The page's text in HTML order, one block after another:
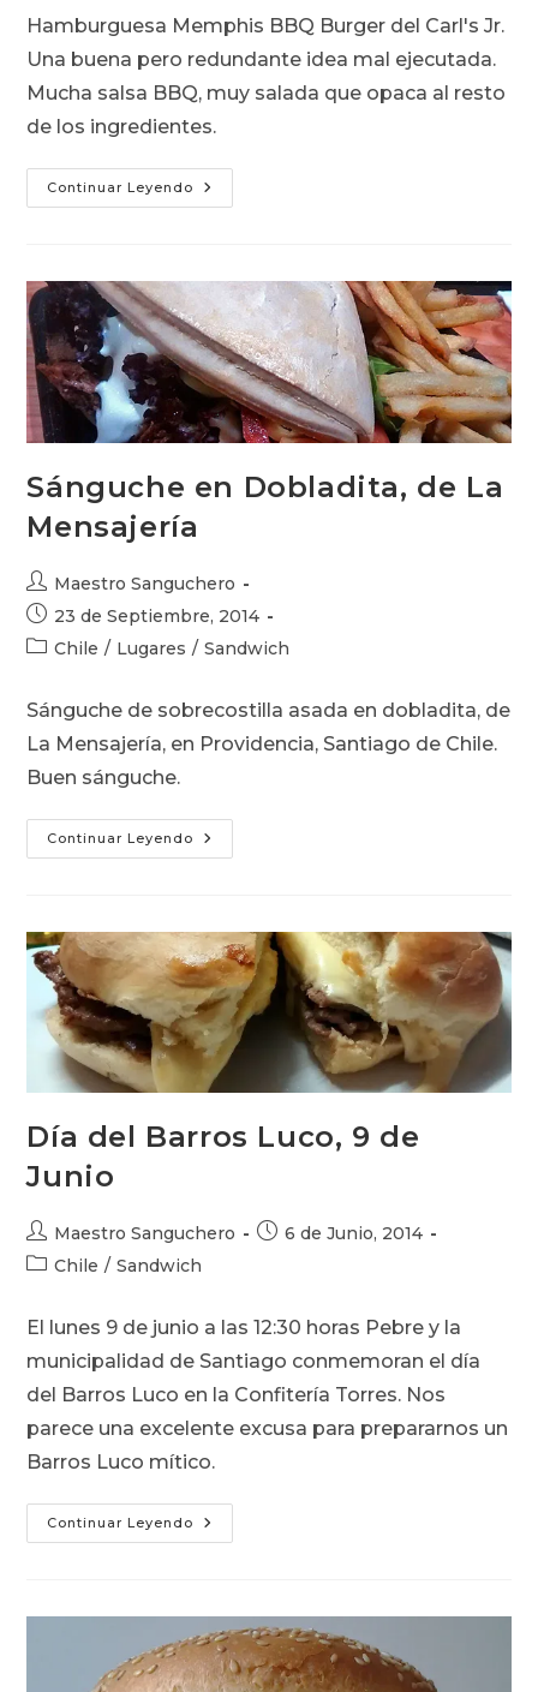
entrada:
Hamburguesa Memphis BBQ Burger del Carl's Jr.
Una buena pero redundante idea mal ejecutada.
Mucha salsa BBQ, muy salada que opaca al resto
de los ingredientes.
Continuar Leyendo Memphis
BBQ
Buena
Idea,
Mala
Ejecución
Sánguche en Dobladita, de La
Mensajería
Autor
de
entrada:
Maestro Sanguchero
Publicación
de
23 de Septiembre, 2014
Categoría
entrada:
Chile / Lugares / Sandwich
Sánguche de sobrecostilla asada en dobladita, de
La Mensajería, en Providencia, Santiago de Chile.
Buen sánguche.
Continuar Leyendo Sánguche
En
Día del Barros Luco, 9 de
Junio
Autor
de
Maestro Sanguchero
Publicación
6 de Junio, 2014
Categoría
entrada:
Chile / Sandwich
El lunes 9 de junio a las 12:30 horas Pebre y la
municipalidad de Santiago conmemoran el día
del Barros Luco en la Confitería Torres. Nos
parece una excelente excusa para prepararnos un
Barros Luco mítico.
Continuar Leyendo Día
Del
Junio